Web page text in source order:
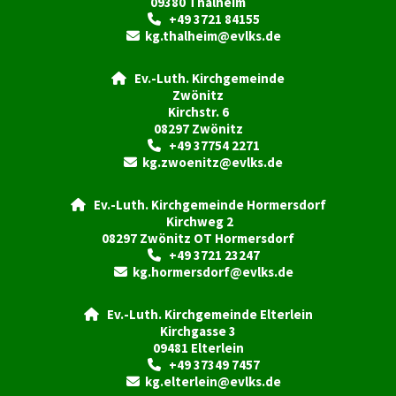
+49 3721 84155
 kg.thalheim@evlks.de

Ev.-Luth. Kirchgemeinde
Zwönitz
Kirchstr. 6
08297 Zwönitz
+49 37754 2271
 kg.zwoenitz@evlks.de
Ev.-Luth. Kirchgemeinde Hormersdorf
Kirchweg 2
08297 Zwönitz OT Hormersdorf
+49 3721 23247
 kg.hormersdorf@evlks.de
Ev.-Luth. Kirchgemeinde Elterlein
Kirchgasse 3
09481 Elterlein
+49 37349 7457
 kg.elterlein@evlks.de